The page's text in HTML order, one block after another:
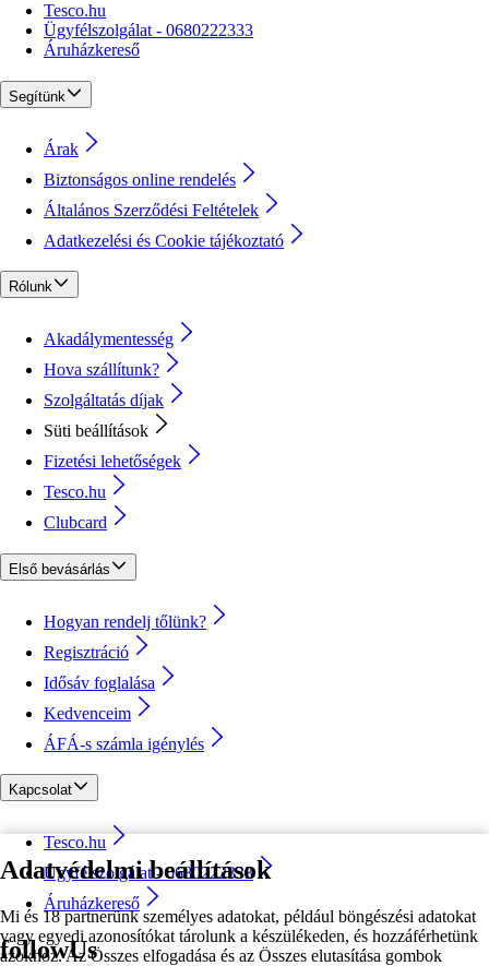
Adatvédelmi beállítások
Mi és 18 partnerünk személyes adatokat, például böngészési adatokat
vagy egyedi azonosítókat tárolunk a készülékeden, és hozzáférhetünk
azokhoz. Az Összes elfogadása és az Összes elutasítása gombok
Tesco.hu
Ügyfélszolgálat - 0680222333
Áruházkereső
Segítünk
Árak
Biztonságos online rendelés
Általános Szerződési Feltételek
Adatkezelési és Cookie tájékoztató
Rólunk
Akadálymentesség
Hova szállítunk?
Szolgáltatás díjak
Süti beállítások
Fizetési lehetőségek
Tesco.hu
Clubcard
Első bevásárlás
Hogyan rendelj tőlünk?
Regisztráció
Idősáv foglalása
Kedvenceim
ÁFÁ-s számla igénylés
Kapcsolat
Tesco.hu
Ügyfélszolgálat - 0680222333
Áruházkereső
followUs